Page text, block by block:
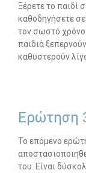
Ξέρετε το παιδί
καθοδηγήσετε
τον σωστό χρόνο
παιδιά
καθυστερούν
Ερώτηση
Το επόμενο
του. Είναι